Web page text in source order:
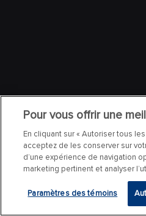
Pour vous offrir une
En cliquant sur « Autoriser tous
acceptez de les conserver sur
d’une expérience de navigation
marketing pertinent et analyser
Paramètres des témoins